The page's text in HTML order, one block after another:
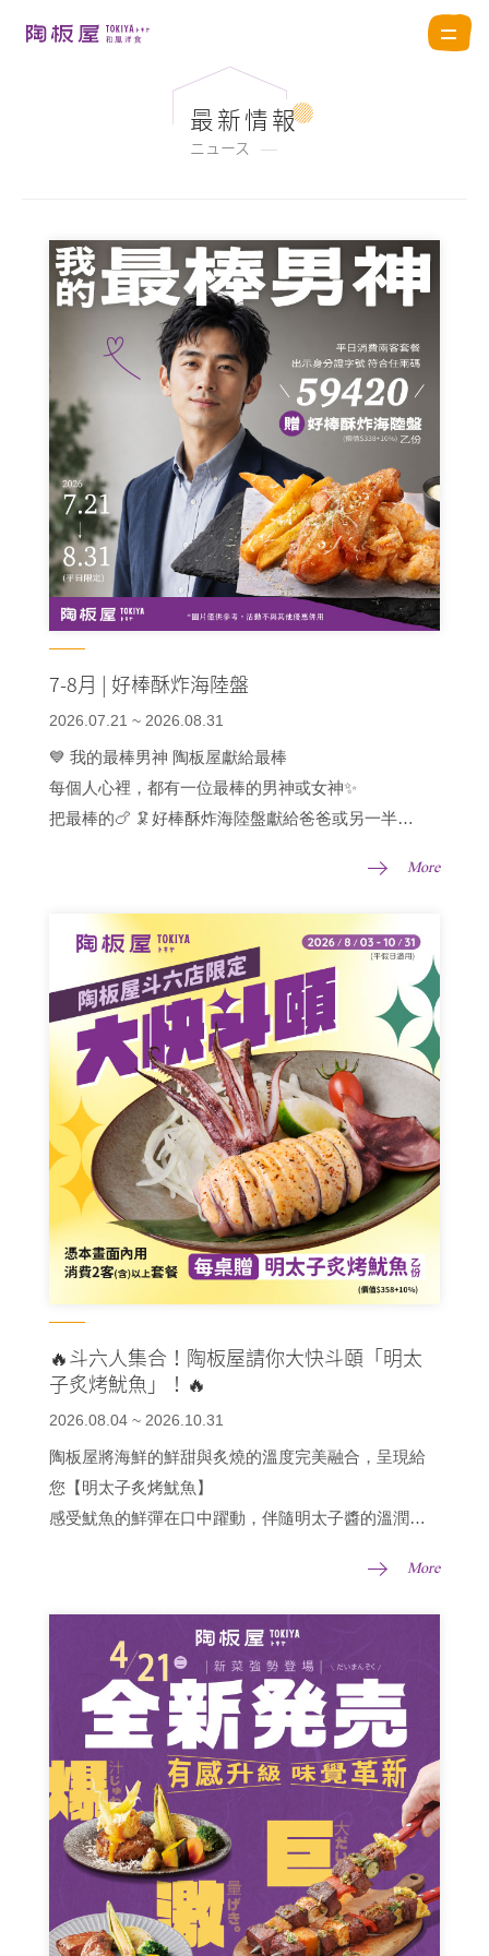
最新情報
ニュース
7-8月 | 好棒酥炸海陸盤
2026.07.21 ~ 2026.08.31
💙 我的最棒男神 陶板屋獻給最棒
每個人心裡，都有一位最棒的男神或女神✨
把最棒的🍗 🦑好棒酥炸海陸盤獻給爸爸或另一半
📅 2026/7/21~8/31 平日限定
平日內用消費2客套餐(含以上)，出示身份證字號符合
【59420】任兩碼
即可獲贈🍗🦑 #好棒酥炸海陸盤 乙份（價值
$338+10%）
More
🔥斗六人集合！陶板屋請你大快斗頤「明太
子炙烤魷魚」！🔥
2026.08.04 ~ 2026.10.31
陶板屋將海鮮的鮮甜與炙燒的溫度完美融合，呈現給
您【明太子炙烤魷魚】
感受魷魚的鮮彈在口中躍動，伴隨明太子醬的溫潤鹹
※活動方式：凡內用消費兩客套餐，主動出示此活動畫
面，即贈送【明太子炙烤魷魚】乙份 (價值
$358+10%)。
斗六店地址：雲林縣斗六市民生南路137號
訂位專線： 05 532-0875
More